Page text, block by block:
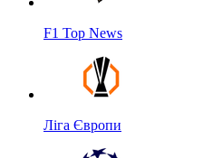
F1 Top News
Ліга Європи